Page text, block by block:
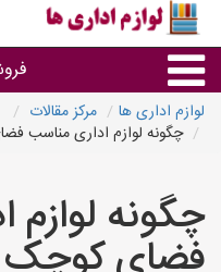
لوازم اداری ها
مرکز مقالات
چگونه لوازم اداری مناسب
چگونه